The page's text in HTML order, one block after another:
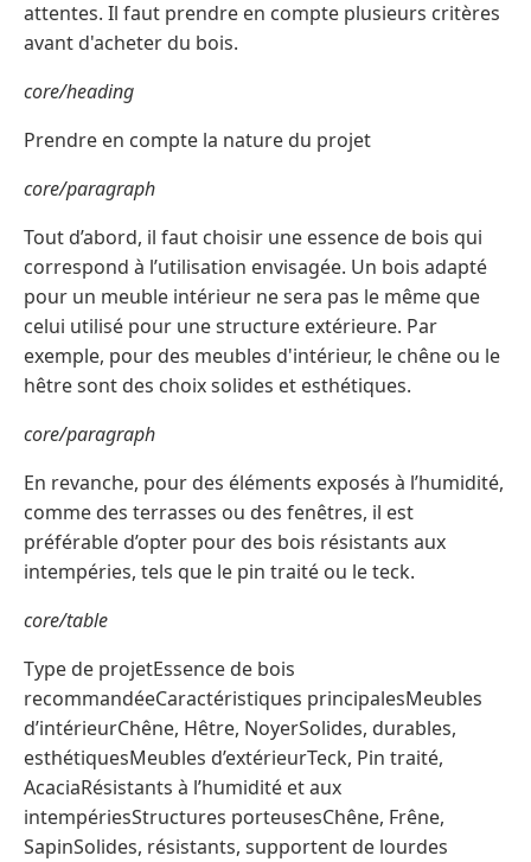
attentes. Il faut prendre en compte plusieurs critères
avant d'acheter du bois.
core/heading
Prendre en compte la nature du projet
core/paragraph
Tout d’abord, il faut choisir une essence de bois qui
correspond à l’utilisation envisagée. Un bois adapté
pour un meuble intérieur ne sera pas le même que
celui utilisé pour une structure extérieure. Par
exemple, pour des meubles d'intérieur, le chêne ou le
hêtre sont des choix solides et esthétiques.
core/paragraph
En revanche, pour des éléments exposés à l’humidité,
comme des terrasses ou des fenêtres, il est
préférable d’opter pour des bois résistants aux
intempéries, tels que le pin traité ou le teck.
core/table
Type de projetEssence de bois
recommandéeCaractéristiques principalesMeubles
d’intérieurChêne, Hêtre, NoyerSolides, durables,
esthétiquesMeubles d’extérieurTeck, Pin traité,
AcaciaRésistants à l’humidité et aux
intempériesStructures porteusesChêne, Frêne,
SapinSolides, résistants, supportent de lourdes